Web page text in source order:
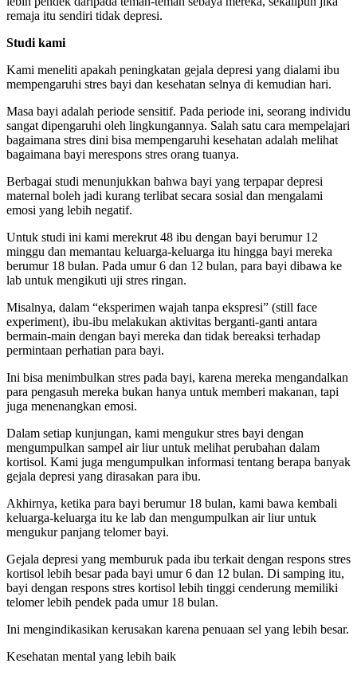
remaja itu sendiri tidak depresi.
Studi kami
Kami meneliti apakah peningkatan gejala depresi yang dialami ibu
mempengaruhi stres bayi dan kesehatan selnya di kemudian hari.
Masa bayi adalah periode sensitif. Pada periode ini, seorang individu
sangat dipengaruhi oleh lingkungannya. Salah satu cara mempelajari
bagaimana stres dini bisa mempengaruhi kesehatan adalah melihat
bagaimana bayi merespons stres orang tuanya.
Berbagai studi menunjukkan bahwa bayi yang terpapar depresi
maternal boleh jadi kurang terlibat secara sosial dan mengalami
emosi yang lebih negatif.
Untuk studi ini kami merekrut 48 ibu dengan bayi berumur 12
minggu dan memantau keluarga-keluarga itu hingga bayi mereka
berumur 18 bulan. Pada umur 6 dan 12 bulan, para bayi dibawa ke
lab untuk mengikuti uji stres ringan.
Misalnya, dalam “eksperimen wajah tanpa ekspresi” (still face
experiment), ibu-ibu melakukan aktivitas berganti-ganti antara
bermain-main dengan bayi mereka dan tidak bereaksi terhadap
permintaan perhatian para bayi.
Ini bisa menimbulkan stres pada bayi, karena mereka mengandalkan
para pengasuh mereka bukan hanya untuk memberi makanan, tapi
juga menenangkan emosi.
Dalam setiap kunjungan, kami mengukur stres bayi dengan
mengumpulkan sampel air liur untuk melihat perubahan dalam
kortisol. Kami juga mengumpulkan informasi tentang berapa banyak
gejala depresi yang dirasakan para ibu.
Akhirnya, ketika para bayi berumur 18 bulan, kami bawa kembali
keluarga-keluarga itu ke lab dan mengumpulkan air liur untuk
mengukur panjang telomer bayi.
Gejala depresi yang memburuk pada ibu terkait dengan respons stres
kortisol lebih besar pada bayi umur 6 dan 12 bulan. Di samping itu,
bayi dengan respons stres kortisol lebih tinggi cenderung memiliki
telomer lebih pendek pada umur 18 bulan.
Ini mengindikasikan kerusakan karena penuaan sel yang lebih besar.
Kesehatan mental yang lebih baik